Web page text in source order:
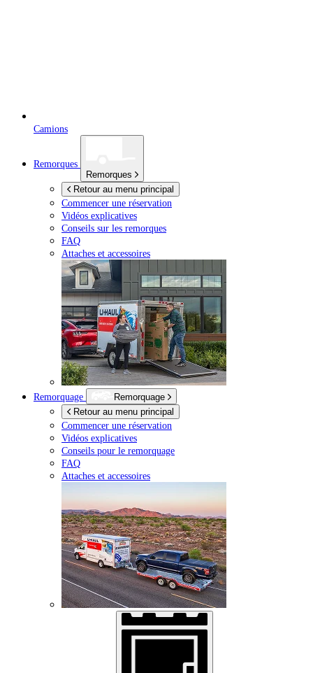
Camions
Remorques
Remorques
Retour au menu principal
Commencer une réservation
Vidéos explicatives
Conseils sur les remorques
FAQ
Attaches et accessoires
Remorquage
Remorquage
Retour au menu principal
Commencer une réservation
Vidéos explicatives
Conseils pour le remorquage
FAQ
Attaches et accessoires